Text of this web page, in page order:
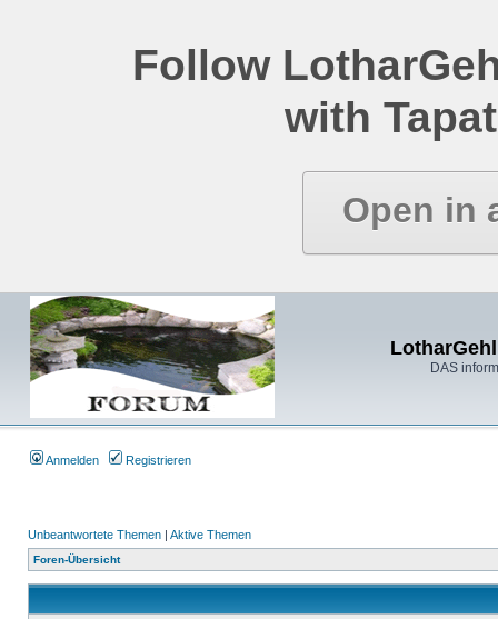
Follow
with
Open in
DAS
Anmelden Registrieren
Unbeantwortete Themen | Aktive Themen
Foren-Übersicht